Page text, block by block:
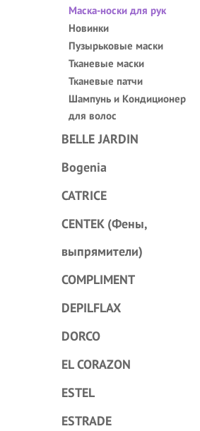
Маска-носки для рук
Новинки
Пузырьковые маски
Тканевые маски
Тканевые патчи
Шампунь и Кондиционер
для волос
BELLE JARDIN
Bogenia
CATRICE
CENTEK (Фены,
выпрямители)
COMPLIMENT
DEPILFLAX
DORCO
EL CORAZON
ESTEL
ESTRADE